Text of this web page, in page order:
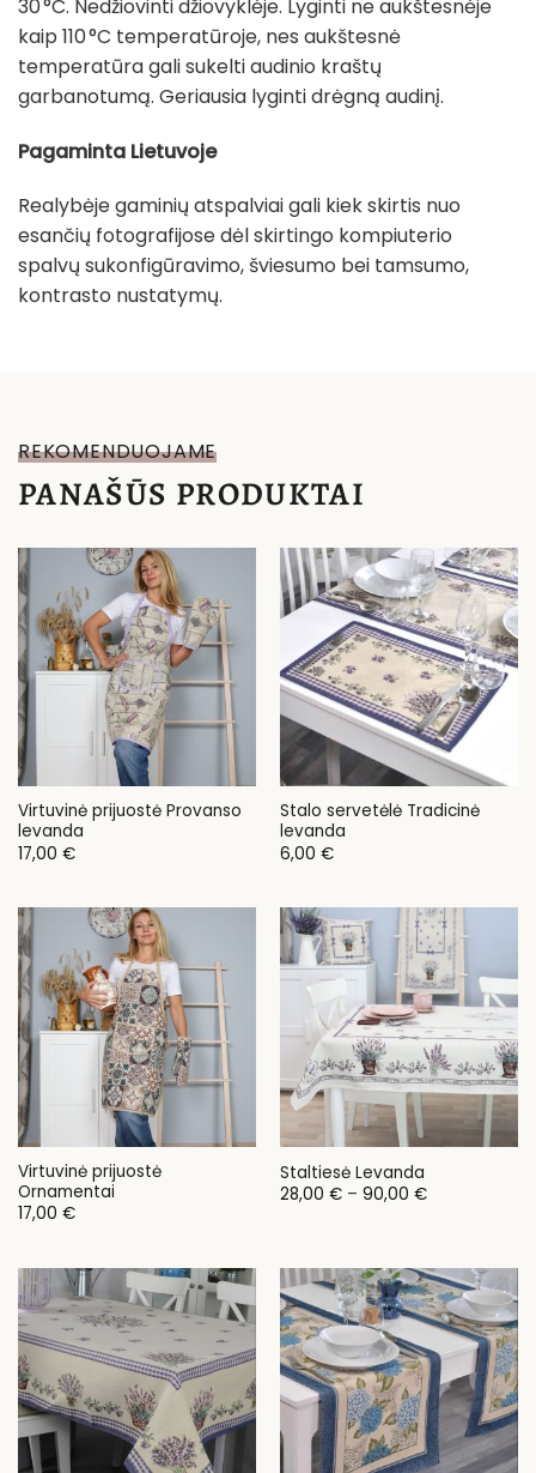
30 °C. Nedžiovinti džiovyklėje. Lyginti ne aukštesnėje
kaip 110 °C temperatūroje, nes aukštesnė
temperatūra gali sukelti audinio kraštų
garbanotumą. Geriausia lyginti drėgną audinį.
Pagaminta Lietuvoje
Realybėje gaminių atspalviai gali kiek skirtis nuo
esančių fotografijose dėl skirtingo kompiuterio
spalvų sukonfigūravimo, šviesumo bei tamsumo,
kontrasto nustatymų.
REKOMENDUOJAME
PANAŠŪS PRODUKTAI
Virtuvinė prijuostė Provanso
levanda
17,00 €
Stalo servetėlė Tradicinė
levanda
6,00 €
Virtuvinė prijuostė
Ornamentai
17,00 €
Staltiesė Levanda
28,00 € – 90,00 €Price